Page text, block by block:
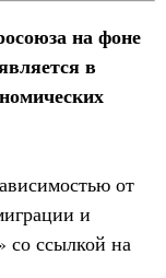
на фоне
в
от
и
со ссылкой на